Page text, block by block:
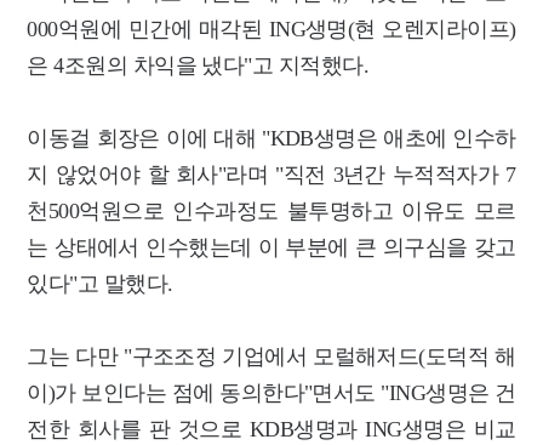
000억원에 민간에 매각된 ING생명(현 오렌지라이프)
은 4조원의 차익을 냈다"고 지적했다.
이동걸 회장은 이에 대해 "KDB생명은 애초에 인수하
지 않었어야 할 회사"라며 "직전 3년간 누적적자가 7
천500억원으로 인수과정도 불투명하고 이유도 모르
는 상태에서 인수했는데 이 부분에 큰 의구심을 갖고
있다"고 말했다.
그는 다만 "구조조정 기업에서 모럴해저드(도덕적 해
이)가 보인다는 점에 동의한다"면서도 "ING생명은 건
전한 회사를 판 것으로 KDB생명과 ING생명은 비교